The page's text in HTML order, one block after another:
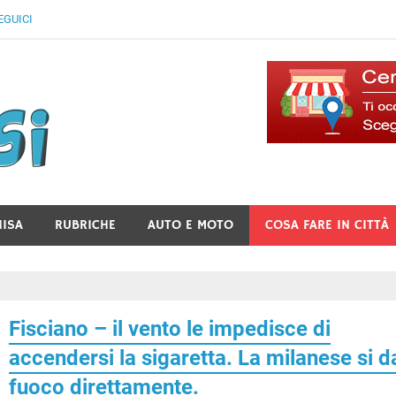
Il Blog Di Lancusi
RUBRICHE AUTO E MOTO COSA FARE IN CITTÀ
Fisciano – il vento le impedisce di
accendersi la sigaretta. La milanese si
fuoco direttamente.